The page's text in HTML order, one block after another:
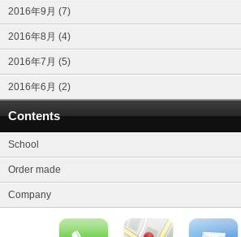
2016年9月 (7)
2016年8月 (4)
2016年7月 (5)
2016年6月 (2)
Contents
School
Order made
Company